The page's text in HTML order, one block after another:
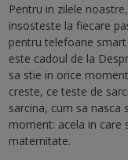
Pentru in zilele
insosteste la fiecare
pentru telefoane
este cadoul de la
sa stie in orice
creste, ce teste de
sarcina, cum sa nasca
moment: acela in care
maternitate.